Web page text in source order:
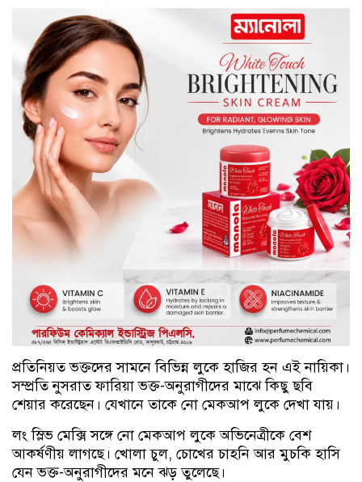
প্রতিনিয়ত ভক্তদের সামনে বিভিন্ন লুকে হাজির হন এই নায়িকা।
সম্প্রতি নুসরাত ফারিয়া ভক্ত-অনুরাগীদের মাঝে কিছু ছবি
শেয়ার করেছেন। যেখানে তাকে নো মেকআপ লুকে দেখা যায়।
লং স্লিভ মেক্সি সঙ্গে নো মেকআপ লুকে অভিনেত্রীকে বেশ
আকর্ষণীয় লাগছে। খোলা চুল, চোখের চাহনি আর মুচকি হাসি
যেন ভক্ত-অনুরাগীদের মনে ঝড় তুলেছে।